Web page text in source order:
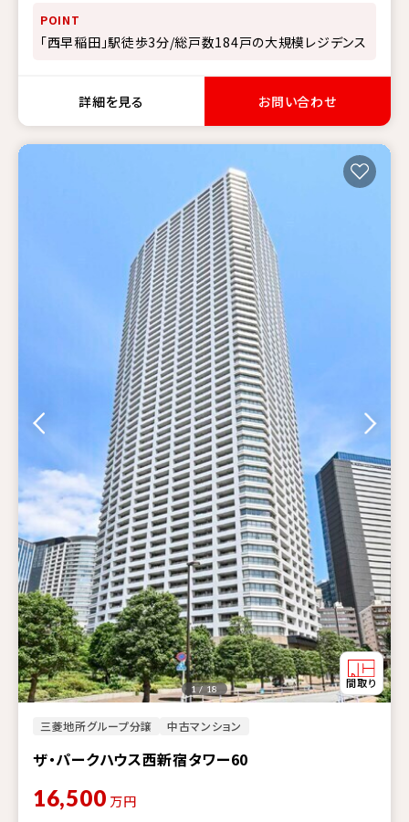
POINT
「西早稲田」駅徒歩3分/総戸数184戸の大規模レジデンス
詳細を見る お問い合わせ
三菱地所グループ分譲 中古マンション
ザ・パークハウス西新宿タワー60
1 / 18
16,500 万円